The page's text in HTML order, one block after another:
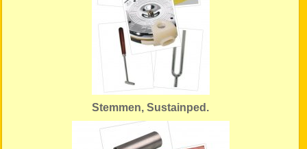
Stemmen, Sustainped.